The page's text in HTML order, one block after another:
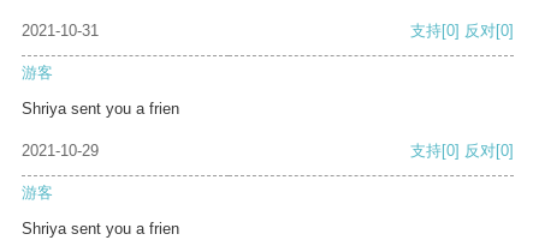
2021-10-31 支持[0] 反对[0]
游客
Shriya sent you a frien
2021-10-29 支持[0] 反对[0]
游客
Shriya sent you a frien